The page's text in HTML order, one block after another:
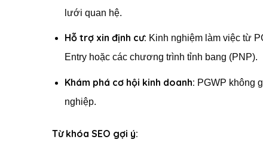
lưới quan hệ.
Hỗ trợ xin định cư: Kinh nghiệm làm việc từ
Entry hoặc các chương trình tỉnh bang (PNP).
Khám phá cơ hội kinh doanh: PGWP không
nghiệp.
Từ khóa SEO gợi ý: